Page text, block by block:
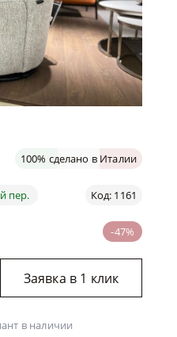
100% сделано в Италии
Код: 1161
пер.
-47%
Заявка в 1 клик
в наличии